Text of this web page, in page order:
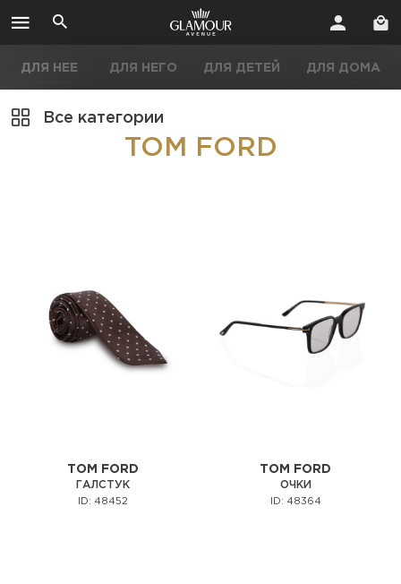
ДЛЯ НЕЕ ДЛЯ НЕГО ДЛЯ ДЕТЕЙ ДЛЯ ДОМА
Все категории
TOM FORD
TOM FORD
ГАЛСТУК
ID: 48452
TOM FORD
ОЧКИ
ID: 48364